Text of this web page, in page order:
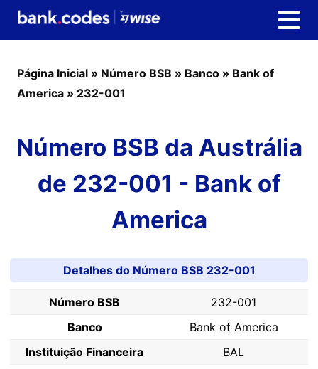
Página Inicial » Número BSB » Banco » Bank of
America » 232-001
Número BSB da Austrália
de 232-001 - Bank of
America
Detalhes do Número BSB 232-001
Número BSB
232-001
Banco
Bank of America
Instituição Financeira
BAL